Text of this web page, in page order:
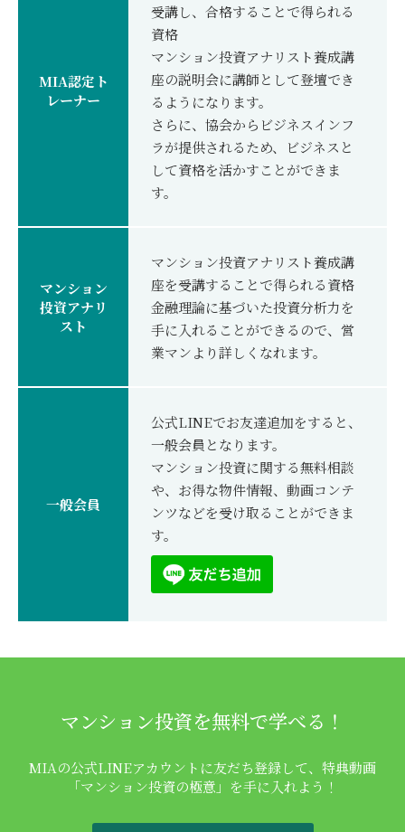
MIA認定ト
レーナー
受講し、合格することで得られる
資格
マンション投資アナリスト養成講
座の説明会に講師として登壇でき
るようになります。
さらに、協会からビジネスインフ
ラが提供されるため、ビジネスと
して資格を活かすことができま
す。
マンション
投資アナリ
スト
マンション投資アナリスト養成講
座を受講することで得られる資格
金融理論に基づいた投資分析力を
手に入れることができるので、営
業マンより詳しくなれます。
一般会員
公式LINEでお友達追加をすると、
一般会員となります。
マンション投資に関する無料相談
や、お得な物件情報、動画コンテ
ンツなどを受け取ることができま
す。
マンション投資を無料で学べる！
MIAの公式LINEアカウントに友だち登録して、特典動画
「マンション投資の極意」を手に入れよう！